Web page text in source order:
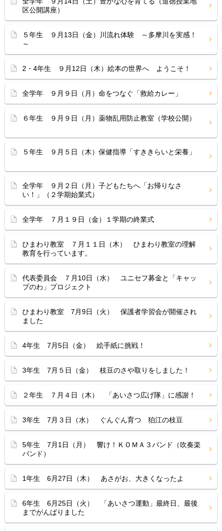
区公開講座）
５年生 ９月13日（金）川流れ体験 ～多摩川を実感！
～
2・4年生 ９月12日（木）絵本の世界へ ようこそ！
全学年 ９月９日（月）命をつなぐ「救給カレー」
６年生 ９月９日（月）薬物乱用防止教室（学校公開）
５年生 ９月５日（木）保健指導「すききらいと栄養」
全学年 ９月２日（月）子どもたちへ「お帰りなさ
い！」（２学期始業式）
全学年 ７月１９日（金）１学期の終業式
ひまわり教室 ７月１１日（木） ひまわり教室の理解
教育を行っています。
代表委員会 ７月10日（水） ユニセフ募金と「キャッ
プのわ」プロジェクト
ひまわり教室 7月9日（火） 保護者学習会が開催され
ました
4年生 7月5日（金） 絵手紙に挑戦！
3年生 7月５日（金） 枝豆のさや取りをしました！
２年生 ７月４日（木） 「あいさつ広げ隊」に感謝！
3年生 7月３日（水） ぐんぐん育つ 狛江の枝豆
5年生 7月1日（月） 響け！ＫＯＭＡ３バンド（吹奏楽
バンド）
1年生 6月27日（木） あさがお、大きくなったよ
6年生 6月25日（火） 「あいさつ運動」最終日、最後
までがんばりました